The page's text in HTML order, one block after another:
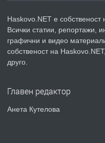
ПРЕДЛАГА
🔑
Haskovo.NET е
Всички статии, репортажи,
графични и видео
собственост на
друго.
Главен редактор
Анета Кутелова